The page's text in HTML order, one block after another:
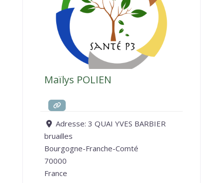
Maïlys POLIEN
Adresse:3 QUAI YVES BARBIER
bruailles
Bourgogne-Franche-Comté
70000
France